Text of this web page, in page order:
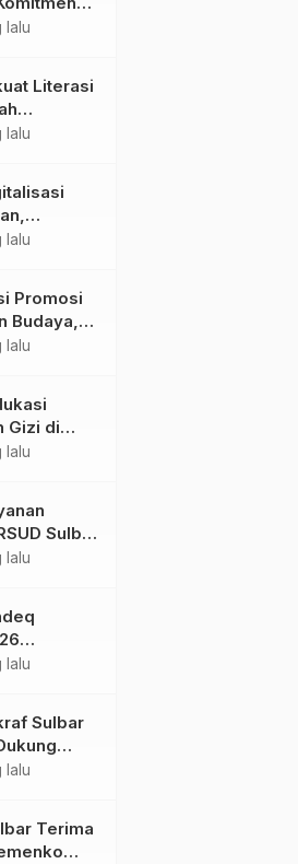
lalu
Literasi
lalu
Siap
lalu
Promosi
Budaya,
World
lalu
Gizi di
Gizi
lalu
Sulbar
dr. Iis
lalu
lalu
Sulbar
RAD
lalu
Terima